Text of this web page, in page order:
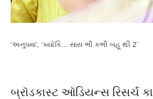
‘અનુપમા’, ‘ક્યોંકિ... સાસ ભી કભી બહૂ થી 2’
બ્રૉડકાસ્ટ ઑડિયન્સ રિસર્ચ